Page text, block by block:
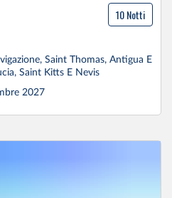
10 Notti
Saint Thomas, Antigua E
Saint Kitts E Nevis
2027